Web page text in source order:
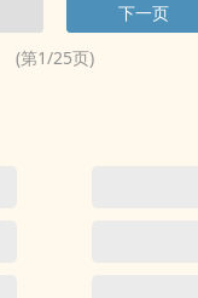
下一页
(第1/25页)